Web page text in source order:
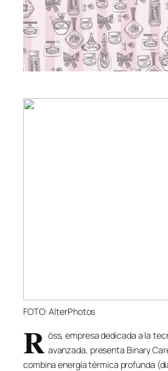
FOTO: AlterPhotos
R öss, empresa dedicada a la
avanzada, presenta Binary
combina energía térmica profunda